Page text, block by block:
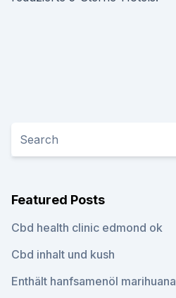
Featured Posts
Cbd health clinic edmond ok
Cbd inhalt und kush
Enthält hanfsamenöl marihuana_